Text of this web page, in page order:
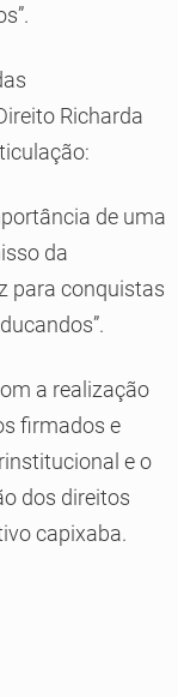
Richarda
de uma
da
para conquistas
a realização
firmados e
e o
dos direitos
capixaba.